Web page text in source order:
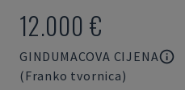
12.000 €
GINDUMACOVA CIJENA
(Franko tvornica)